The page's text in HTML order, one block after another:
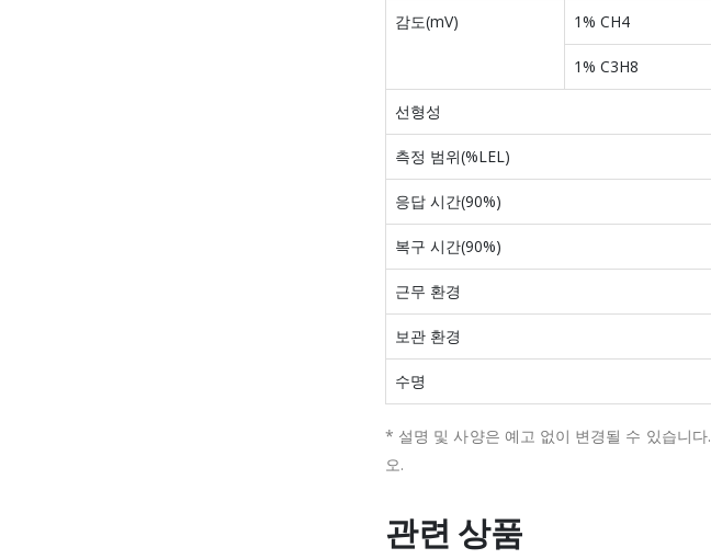
감도(mV) 1% CH4
1% C3H8
선형성
측정 범위(%LEL)
응답 시간(90%)
복구 시간(90%)
근무 환경
보관 환경
수명
* 설명 및 사양은 예고 없이 변경될 수 있습니다.
오.
관련 상품